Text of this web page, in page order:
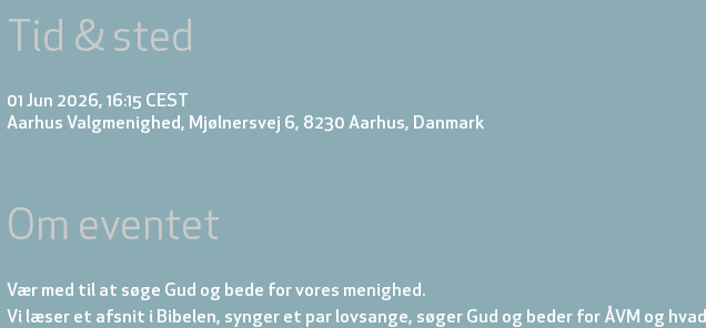
Tid & sted
01 Jun 2026, 16:15 CEST
Aarhus Valgmenighed, Mjølnersvej 6, 8230 Aarhus, Danmark
Om eventet
Vær med til at søge Gud og bede for vores menighed.
Vi læser et afsnit i Bibelen, synger et par lovsange, søger Gud og beder for ÅVM og